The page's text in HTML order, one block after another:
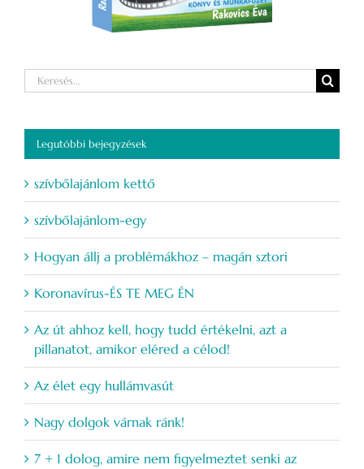
Keresés...
Legutóbbi bejegyzések
szívbőlajánlom kettő
szívbőlajánlom-egy
Hogyan állj a problémákhoz – magán sztori
Koronavírus-ÉS TE MEG ÉN
Az út ahhoz kell, hogy tudd értékelni, azt a
pillanatot, amikor eléred a célod!
Az élet egy hullámvasút
Nagy dolgok várnak ránk!
7 + 1 dolog, amire nem figyelmeztet senki az